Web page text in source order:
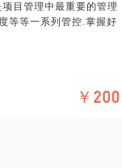
Excel功能点不同，所以
，而是应该有所侧重，
目管理中最重要的管理
等等一系列管控.掌握好
￥200